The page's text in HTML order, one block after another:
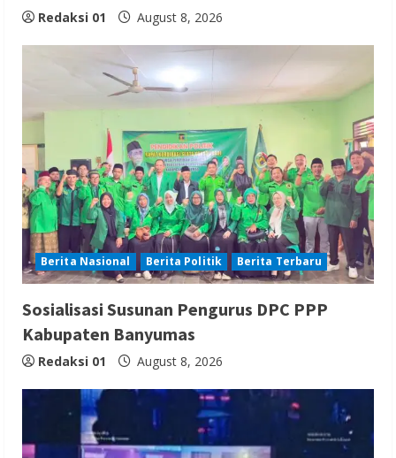
Redaksi 01 August 8, 2026
Berita Nasional Berita Politik Berita Terbaru
Sosialisasi Susunan Pengurus DPC PPP
Kabupaten Banyumas
Redaksi 01 August 8, 2026